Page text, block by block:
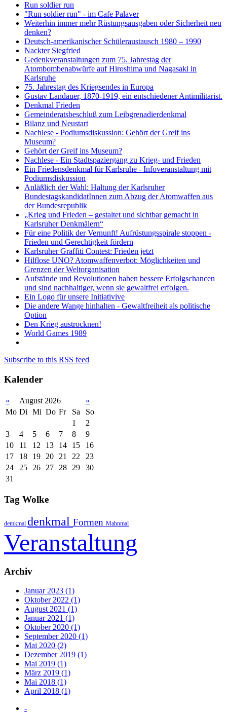
Run soldier run
"Run soldier run" - im Cafe Palaver
Weiterhin immer mehr Rüstungsausgaben oder Sicherheit neu
denken?
Deutsch-amerikanischer Schüleraustausch 1980 – 1990
Nackter Siegfried
Gedenkveranstaltungen zum 75. Jahrestag der
Atombombenabwürfe auf Hiroshima und Nagasaki in
Karlsruhe
75. Jahrestag des Kriegsendes in Europa
Gustav Landauer, 1870-1919, ein entschiedener Antimilitarist.
Denkmal Frieden
Gemeinderatsbeschluß zum Leibgrenadierdenkmal
Bilanz und Neustart
Nachlese - Podiumsdiskussion: Gehört der Greif ins
Museum?
Gehört der Greif ins Museum?
Nachlese - Ein Stadtspaziergang zu Krieg- und Frieden
Ein Friedensdenkmal für Karlsruhe - Infoveranstaltung mit
Podiumsdiskussion
Anläßlich der Wahl: Haltung der Karlsruher
BundestagskandidatInnen zum Abzug der Atomwaffen aus
der Bundesrepublik
„Krieg und Frieden – gestaltet und sichtbar gemacht in
Karlsruher Denkmälern“
Für eine Politik der Vernunft! Aufrüstungsspirale stoppen -
Frieden und Gerechtigkeit fördern
Karlsruher Graffiti Contest: Frieden jetzt
Hilflose UNO? Atomwaffenverbot: Möglichkeiten und
Grenzen der Weltorganisation
Aufstände und Revolutionen haben bessere Erfolgschancen
und sind nachhaltiger, wenn sie gewaltfrei erfolgen.
Ein Logo für unsere Initiativive
Die andere Wange hinhalten - Gewaltfreiheit als politische
Option
Den Krieg austrocknen!
World Games 1989
Subscribe to this RSS feed
Kalender
« August 2026
»
Mo Di Mi Do Fr Sa
So
1
2
3
4 5 6 7 8
9
10
11 12 13 14 15
16
17
18 19 20 21 22
23
24
25 26 27 28 29
30
31
Tag Wolke
demkmal denkmal Formen Mahnmal
Veranstaltung
Archiv
Januar 2023 (1)
Oktober 2022 (1)
August 2021 (1)
Januar 2021 (1)
Oktober 2020 (1)
September 2020 (1)
Mai 2020 (2)
Dezember 2019 (1)
Mai 2019 (1)
März 2019 (1)
Mai 2018 (1)
April 2018 (1)
-